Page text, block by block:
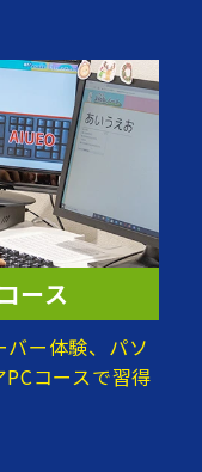
ース
ー体験、パソ
コースで習得